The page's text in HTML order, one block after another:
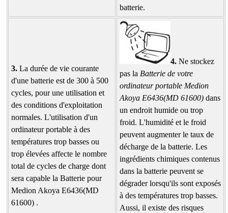
batterie.
3.La durée de vie courante
d'une batterie est de 300 à 500
cycles, pour une utilisation et
des conditions d'exploitation
normales. L'utilisation d'un
ordinateur portable à des
températures trop basses ou
trop élevées affecte le nombre
total de cycles de charge dont
sera capable la Batterie pour
Medion Akoya E6436(MD
61600) .
4.Ne stockez
pas la Batterie de votre
ordinateur portable Medion
Akoya E6436(MD 61600)dans
un endroit humide ou trop
froid. L'humidité et le froid
peuvent augmenter le taux de
décharge de la batterie. Les
ingrédients chimiques contenus
dans la batterie peuvent se
dégrader lorsqu'ils sont exposés
à des températures trop basses.
Aussi, il existe des risques